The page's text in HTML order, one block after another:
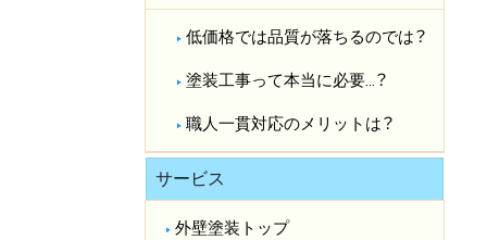
低価格では品質が落ちるのでは？​
塗装工事って本当に必要…？​
職人一貫対応のメリットは？​
サービス
外壁塗装トップ